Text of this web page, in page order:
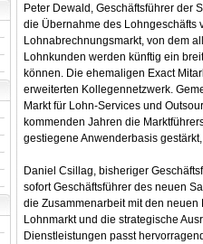
Peter Dewald, Geschäftsführer der
die Übernahme des Lohngeschäfts
Lohnabrechnungsmarkt, von dem
Lohnkunden werden künftig ein
können. Die ehemaligen Exact
erweiterten Kollegennetzwerk.
Markt für Lohn-Services und
kommenden Jahren die
gestiegene Anwenderbasis
Daniel Csillag, bisheriger
sofort Geschäftsführer des neuen
die Zusammenarbeit mit den
Lohnmarkt und die strategische
Dienstleistungen passt